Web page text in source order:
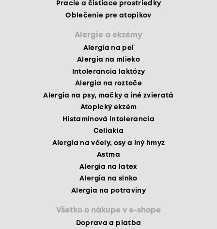
Pracie a čistiace prostriedky
Oblečenie pre atopikov
Alergie a ekzémy
Alergia na peľ
Alergia na mlieko
Intolerancia laktózy
Alergia na roztoče
Alergia na psy, mačky a iné zvieratá
Atopický ekzém
Histamínová intolerancia
Celiakia
Alergia na včely, osy a iný hmyz
Astma
Alergia na latex
Alergia na slnko
Alergia na potraviny
Všetko o nákupe v e-shope
Doprava a platba